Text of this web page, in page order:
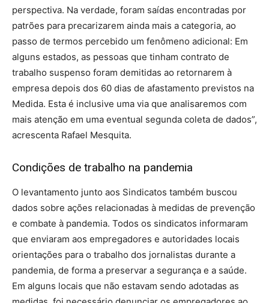
perspectiva. Na verdade, foram saídas encontradas por
patrões para precarizarem ainda mais a categoria, ao
passo de termos percebido um fenômeno adicional: Em
alguns estados, as pessoas que tinham contrato de
trabalho suspenso foram demitidas ao retornarem à
empresa depois dos 60 dias de afastamento previstos na
Medida. Esta é inclusive uma via que analisaremos com
mais atenção em uma eventual segunda coleta de dados”,
acrescenta Rafael Mesquita.
Condições de trabalho na pandemia
O levantamento junto aos Sindicatos também buscou
dados sobre ações relacionadas à medidas de prevenção
e combate à pandemia. Todos os sindicatos informaram
que enviaram aos empregadores e autoridades locais
orientações para o trabalho dos jornalistas durante a
pandemia, de forma a preservar a segurança e a saúde.
Em alguns locais que não estavam sendo adotadas as